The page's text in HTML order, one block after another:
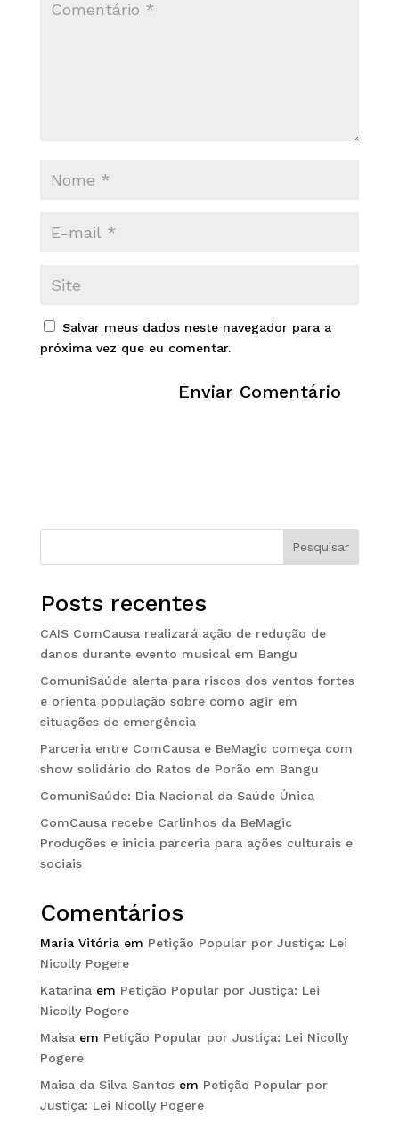
Salvar meus dados neste navegador para a
próxima vez que eu comentar.
Pesquisar
Posts recentes
CAIS ComCausa realizará ação de redução de
danos durante evento musical em Bangu
ComuniSaúde alerta para riscos dos ventos fortes
e orienta população sobre como agir em
situações de emergência
Parceria entre ComCausa e BeMagic começa com
show solidário do Ratos de Porão em Bangu
ComuniSaúde: Dia Nacional da Saúde Única
ComCausa recebe Carlinhos da BeMagic
Produções e inicia parceria para ações culturais e
sociais
Comentários
Maria Vitóriaem Petição Popular por Justiça: Lei
Nicolly Pogere
Katarinaem Petição Popular por Justiça: Lei
Nicolly Pogere
Maisaem Petição Popular por Justiça: Lei Nicolly
Pogere
Maisa da Silva Santosem Petição Popular por
Justiça: Lei Nicolly Pogere